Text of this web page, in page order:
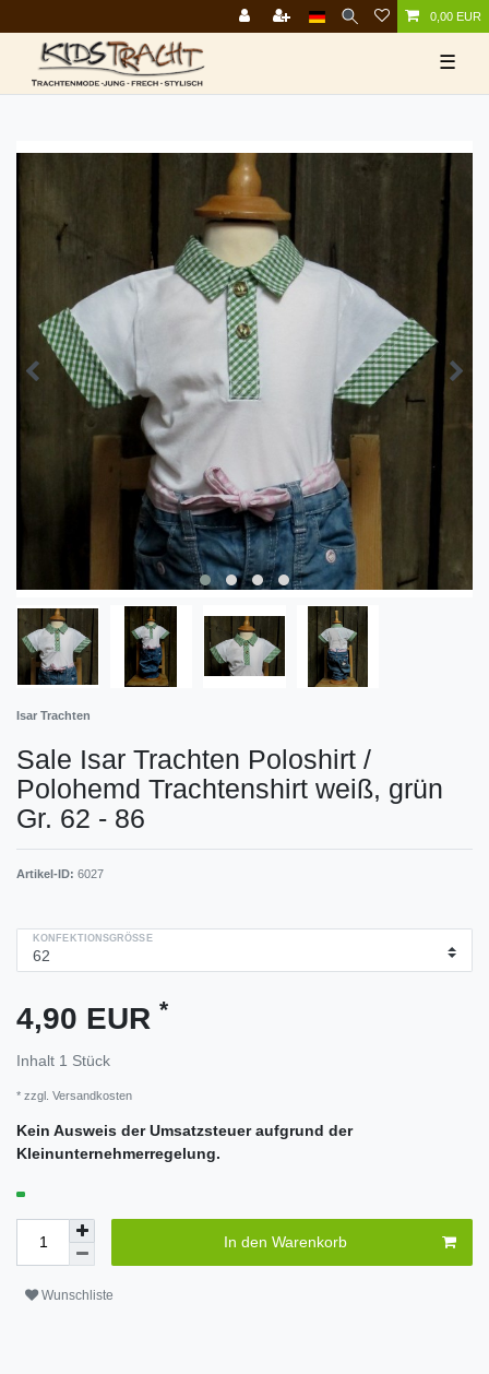
0,00 EUR
☰
Isar Trachten
Sale Isar Trachten Poloshirt /
Polohemd Trachtenshirt weiß, grün
Gr. 62 - 86
Artikel-ID: 6027
KONFEKTIONSGRÖSSE
4,90 EUR *
Inhalt 1 Stück
* zzgl. Versandkosten
Kein Ausweis der Umsatzsteuer aufgrund der
Kleinunternehmerregelung.
In den Warenkorb
Wunschliste